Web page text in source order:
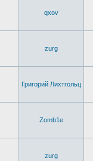
qxov
zurg
Григорий Лихтгольц
Zomb1e
zurg